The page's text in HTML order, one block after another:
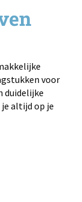
voor
duidelijke
altijd op je